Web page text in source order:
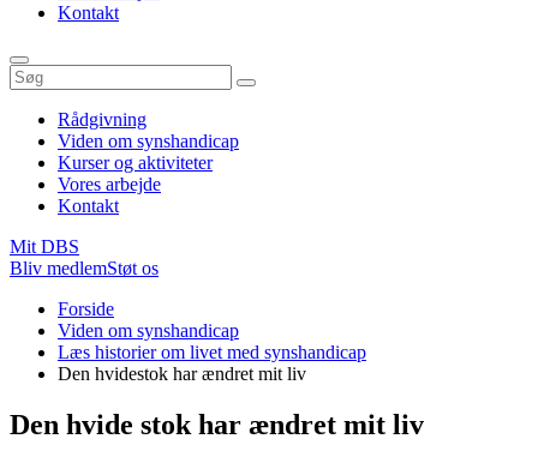
Kontakt
Rådgivning
Viden om synshandicap
Kurser og aktiviteter
Vores arbejde
Kontakt
Mit DBS
Bliv medlemStøt os
Forside
Viden om synshandicap
Læs historier om livet med synshandicap
Den hvidestok har ændret mit liv
Den hvide stok har ændret mit liv